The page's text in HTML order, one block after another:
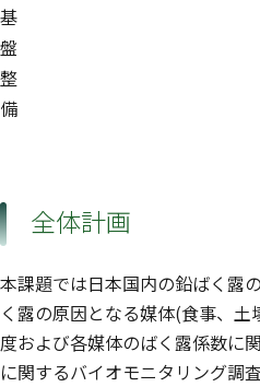
基
盤
整
備
全体計画
本課題では日本国内の鉛ばく露
く露の原因となる媒体(食事、
度および各媒体のばく露係数に
に関するバイオモニタリング調